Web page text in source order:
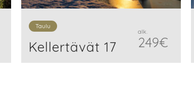
Taulu
Kellertävät 17
alk.
249€